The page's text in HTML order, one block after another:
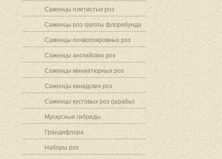
Саженцы плетистых роз
Саженцы роз группы флорибунда
Саженцы почвопокровных роз
Саженцы английских роз
Саженцы миниатюрных роз
Саженцы канадских роз
Саженцы кустовых роз (шрабы)
Мускусные гибриды.
Грандифлора
Наборы роз